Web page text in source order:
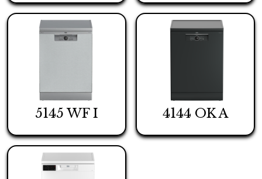
5145 WF I 4144 OK A